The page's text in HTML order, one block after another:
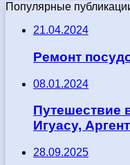
Популярные
21.04.2024
Ремонт
08.01.2024
Путешествие
Игуасу,
28.09.2025